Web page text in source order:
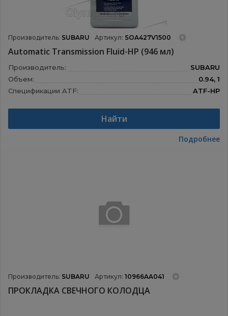
Производитель: SUBARU Артикул: SOA427V1500
Automatic Transmission Fluid-HP (946 мл)
Производитель:
SUBARU
Объем:
0.94, 1
Спецификации ATF:
ATF-HP
Найти
Подробнее
Производитель: SUBARU Артикул: 10966AA041
ПРОКЛАДКА СВЕЧНОГО КОЛОДЦА